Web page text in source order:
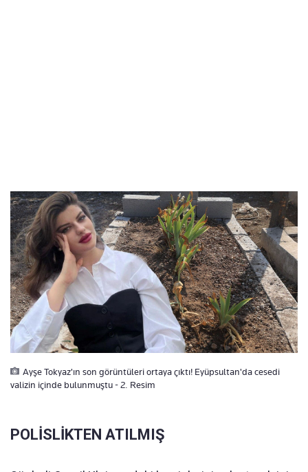
Ayşe Tokyaz'ın son görüntüleri ortaya çıktı! Eyüpsultan'da cesedi
valizin içinde bulunmuştu - 2. Resim
POLİSLİKTEN ATILMIŞ